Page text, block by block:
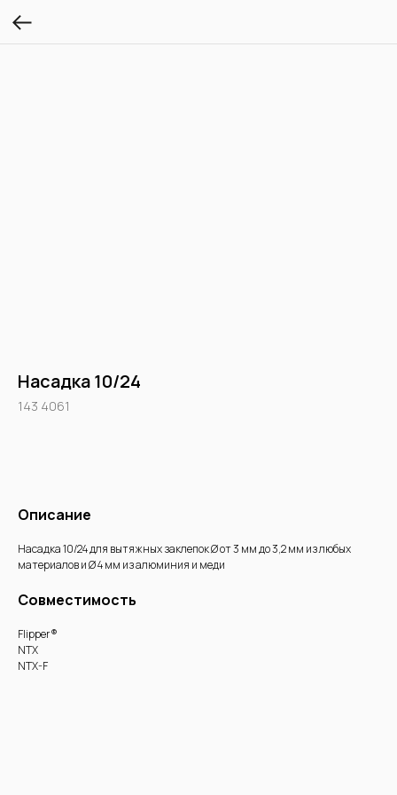
Насадка 10/24
143 4061
Описание
Насадка 10/24 для вытяжных заклепок Ø от 3 мм до 3,2 мм из любых
материалов и Ø 4 мм из алюминия и меди
Совместимость
Flipper®
NTX
NTX-F